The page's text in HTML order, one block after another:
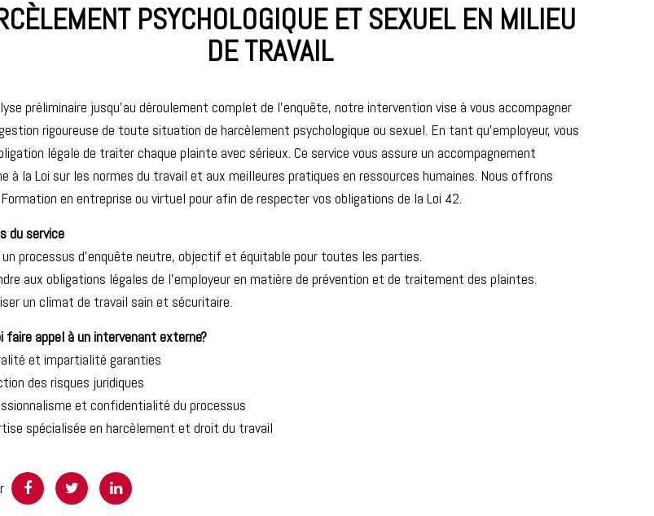
PSYCHOLOGIQUE ET SEXUEL EN MILIEU
DE TRAVAIL
préliminaire jusqu’au déroulement complet de l’enquête, notre intervention vise à vous accompagner
rigoureuse de toute situation de harcèlement psychologique ou sexuel. En tant qu’employeur, vous
légale de traiter chaque plainte avec sérieux. Ce service vous assure un accompagnement
à la Loi sur les normes du travail et aux meilleures pratiques en ressources humaines. Nous offrons
en entreprise ou virtuel pour afin de respecter vos obligations de la Loi 42.
du service
processus d’enquête neutre, objectif et équitable pour toutes les parties.
aux obligations légales de l’employeur en matière de prévention et de traitement des plaintes.
un climat de travail sain et sécuritaire.
faire appel à un intervenant externe?
et impartialité garanties
des risques juridiques
et confidentialité du processus
spécialisée en harcèlement et droit du travail